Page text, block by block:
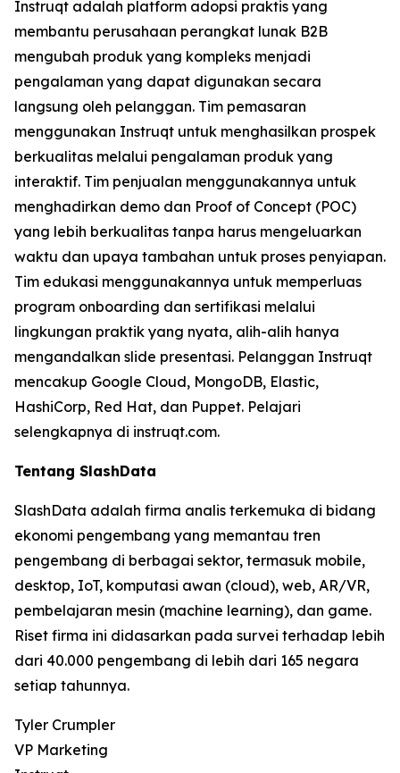
Instruqt adalah platform adopsi praktis yang
membantu perusahaan perangkat lunak B2B
mengubah produk yang kompleks menjadi
pengalaman yang dapat digunakan secara
langsung oleh pelanggan. Tim pemasaran
menggunakan Instruqt untuk menghasilkan prospek
berkualitas melalui pengalaman produk yang
interaktif. Tim penjualan menggunakannya untuk
menghadirkan demo dan Proof of Concept (POC)
yang lebih berkualitas tanpa harus mengeluarkan
waktu dan upaya tambahan untuk proses penyiapan.
Tim edukasi menggunakannya untuk memperluas
program onboarding dan sertifikasi melalui
lingkungan praktik yang nyata, alih-alih hanya
mengandalkan slide presentasi. Pelanggan Instruqt
mencakup Google Cloud, MongoDB, Elastic,
HashiCorp, Red Hat, dan Puppet. Pelajari
selengkapnya di instruqt.com.
Tentang SlashData
SlashData adalah firma analis terkemuka di bidang
ekonomi pengembang yang memantau tren
pengembang di berbagai sektor, termasuk mobile,
desktop, IoT, komputasi awan (cloud), web, AR/VR,
pembelajaran mesin (machine learning), dan game.
Riset firma ini didasarkan pada survei terhadap lebih
dari 40.000 pengembang di lebih dari 165 negara
setiap tahunnya.
Tyler Crumpler
VP Marketing